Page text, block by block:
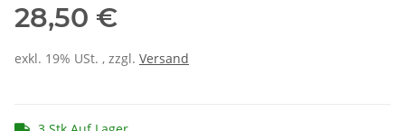
28,50 €
exkl. 19% USt. , zzgl. Versand